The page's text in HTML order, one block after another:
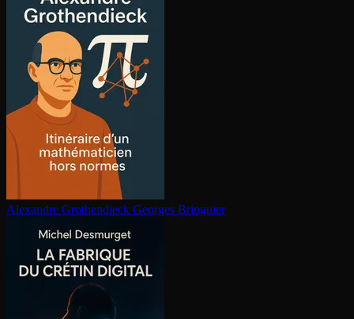
Alexandre Gro­then­dieck Georges Bringuier